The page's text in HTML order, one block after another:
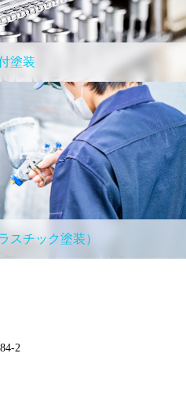
塗装
スチック塗装）
2